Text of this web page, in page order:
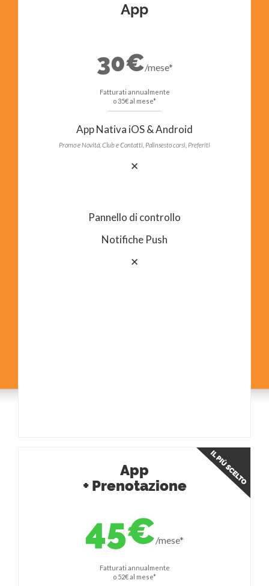
App
30€/mese*
Fatturati annualmente
o 35€ al mese*
App Nativa iOS & Android
Promo e Novità, Club e Contatti, Palinsesto corsi, Preferiti
✕
Pannello di controllo
Notifiche Push
✕
App
+ Prenotazione
45€/mese*
Fatturati annualmente
o 52€ al mese*